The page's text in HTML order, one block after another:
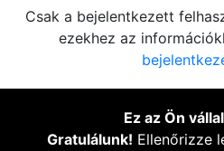
Csak a bejelentkezett
ezekhez az
Ez az Ön
Gratulálunk! Ellenőrizze